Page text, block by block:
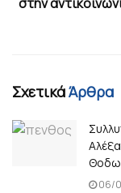
ΣχετικάΆρθρα
06/